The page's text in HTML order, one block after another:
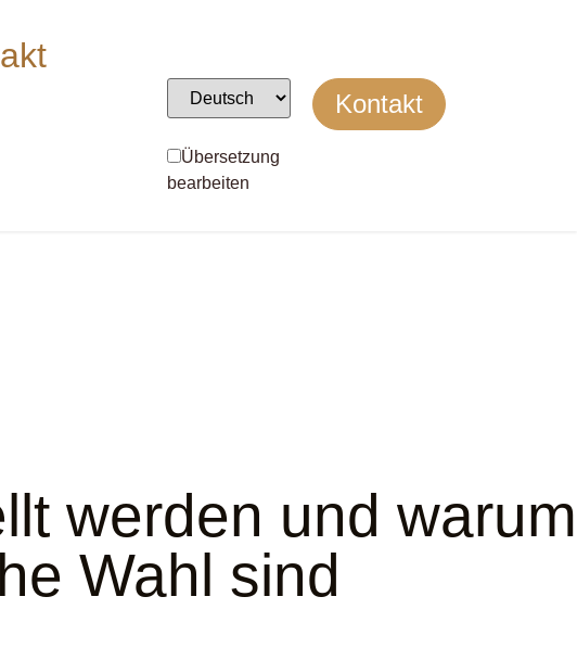
Übersetzung
bearbeiten
Kontakt
werden und warum
Wahl sind